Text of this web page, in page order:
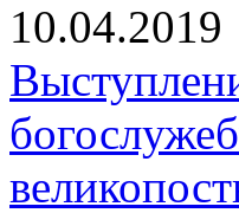
10.04.2019